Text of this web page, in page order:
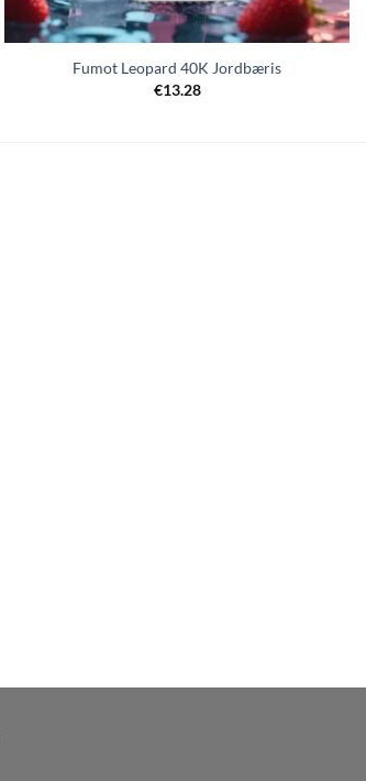
Fumot Leopard 40K Jordbæris
€13.28